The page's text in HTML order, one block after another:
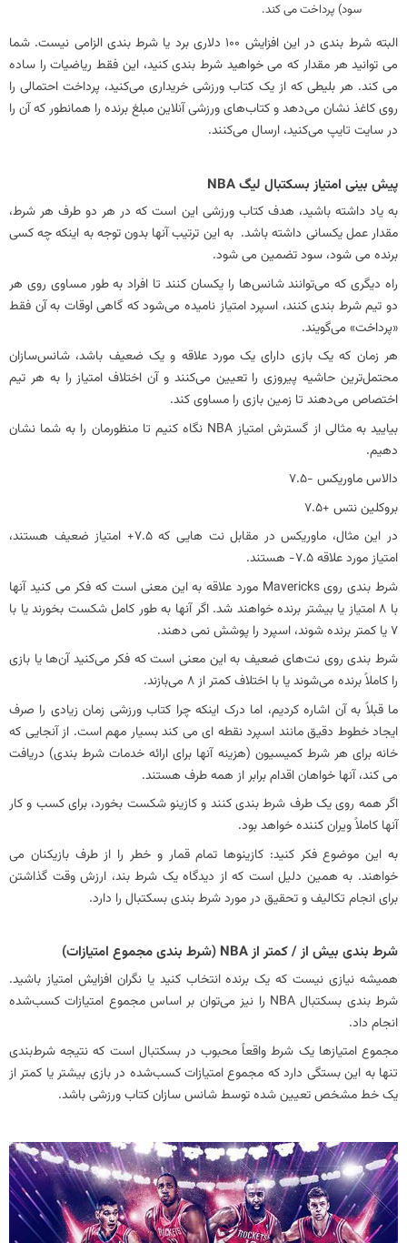
سود) پرداخت می کند.
البته شرط بندی در این افزایش 100 دلاری برد یا شرط بندی الزامی نیست. شما
می توانید هر مقدار که می خواهید شرط بندی کنید، این فقط ریاضیات را ساده
می کند. هر بلیطی که از یک کتاب ورزشی خریداری می‌کنید، پرداخت احتمالی را
روی کاغذ نشان می‌دهد و کتاب‌های ورزشی آنلاین مبلغ برنده را همانطور که آن را
در سایت تایپ می‌کنید، ارسال می‌کنند.
پیش بینی امتیاز بسکتبال لیگ NBA
به یاد داشته باشید، هدف کتاب ورزشی این است که در هر دو طرف هر شرط،
مقدار عمل یکسانی داشته باشد. به این ترتیب آنها بدون توجه به اینکه چه کسی
برنده می شود، سود تضمین می شود.
راه دیگری که می‌توانند شانس‌ها را یکسان کنند تا افراد به طور مساوی روی هر
دو تیم شرط‌ بندی کنند، اسپرد امتیاز نامیده می‌شود که گاهی اوقات به آن فقط
«پرداخت» می‌گویند.
هر زمان که یک بازی دارای یک مورد علاقه و یک ضعیف باشد، شانس‌سازان
محتمل‌ترین حاشیه پیروزی را تعیین می‌کنند و آن اختلاف امتیاز را به هر تیم
اختصاص می‌دهند تا زمین بازی را مساوی کند.
بیایید به مثالی از گسترش امتیاز NBA نگاه کنیم تا منظورمان را به شما نشان
دهیم.
دالاس ماوریکس -7.5
بروکلین نتس +7.5
در این مثال، ماوریکس در مقابل نت هایی که 7.5+ امتیاز ضعیف هستند،
امتیاز مورد علاقه 7.5- هستند.
شرط بندی روی Mavericks مورد علاقه به این معنی است که فکر می کنید آنها
با 8 امتیاز یا بیشتر برنده خواهند شد. اگر آنها به طور کامل شکست بخورند یا با
7 یا کمتر برنده شوند، اسپرد را پوشش نمی دهند.
شرط‌ بندی روی نت‌های ضعیف به این معنی است که فکر می‌کنید آن‌ها یا بازی
را کاملاً برنده می‌شوند یا با اختلاف کمتر از 8 می‌بازند.
ما قبلاً به آن اشاره کردیم، اما درک اینکه چرا کتاب ورزشی زمان زیادی را صرف
ایجاد خطوط دقیق مانند اسپرد نقطه ای می کند بسیار مهم است. از آنجایی که
خانه برای هر شرط کمیسیون (هزینه آنها برای ارائه خدمات شرط بندی) دریافت
می کند، آنها خواهان اقدام برابر از همه طرف هستند.
اگر همه روی یک طرف شرط بندی کنند و کازینو شکست بخورد، برای کسب و کار
آنها کاملاً ویران کننده خواهد بود.
به این موضوع فکر کنید: کازینوها تمام قمار و خطر را از طرف بازیکنان می
خواهند. به همین دلیل است که از دیدگاه یک شرط‌ بند، ارزش وقت گذاشتن
برای انجام تکالیف و تحقیق در مورد شرط بندی بسکتبال را دارد.
شرط بندی بیش از / کمتر از NBA (شرط بندی مجموع امتیازات)
همیشه نیازی نیست که یک برنده انتخاب کنید یا نگران افزایش امتیاز باشید.
شرط بندی بسکتبال NBA را نیز می‌توان بر اساس مجموع امتیازات کسب‌شده
انجام داد.
مجموع امتیازها یک شرط واقعاً محبوب در بسکتبال است که نتیجه شرط‌بندی
تنها به این بستگی دارد که مجموع امتیازات کسب‌شده در بازی بیشتر یا کمتر از
یک خط مشخص تعیین‌ شده توسط شانس‌ سازان کتاب ورزشی باشد.